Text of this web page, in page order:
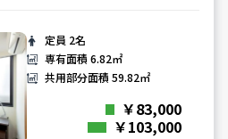
定員 2名
専有面積6.82㎡
共用部分面積59.82㎡
￥83,000
￥103,000